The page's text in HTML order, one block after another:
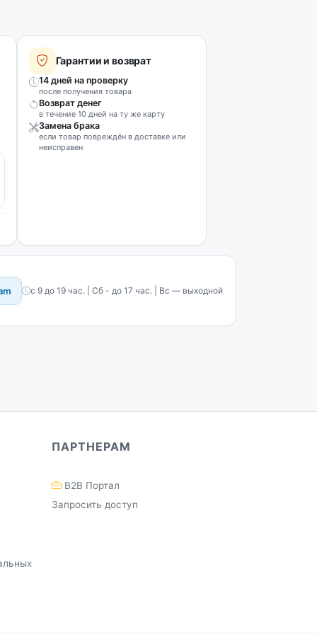
Гарантии и возврат
14 дней на проверку
после получения товара
Возврат денег
в течение 10 дней на ту же карту
Замена брака
если товар повреждён в доставке или
неисправен
с 9 до 19 час. | Сб - до 17 час. | Вс — выходной
ПАРТНЕРАМ
B2B Портал
Запросить доступ